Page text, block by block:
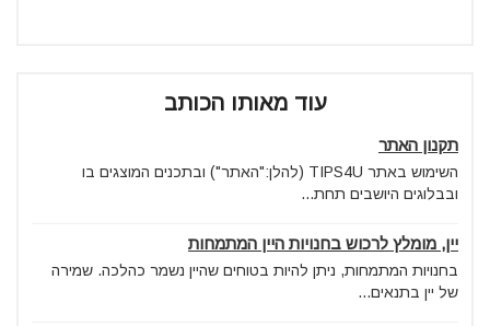
עוד מאותו הכותב
תקנון האתר
השימוש באתר TIPS4U (להלן:"האתר") ובתכנים המוצגים בו
ובבלוגים היושבים תחת...
יין, מומלץ לרכוש בחנויות היין המתמחות
בחנויות המתמחות, ניתן להיות בטוחים שהיין נשמר כהלכה. שמירה
של יין בתנאים...